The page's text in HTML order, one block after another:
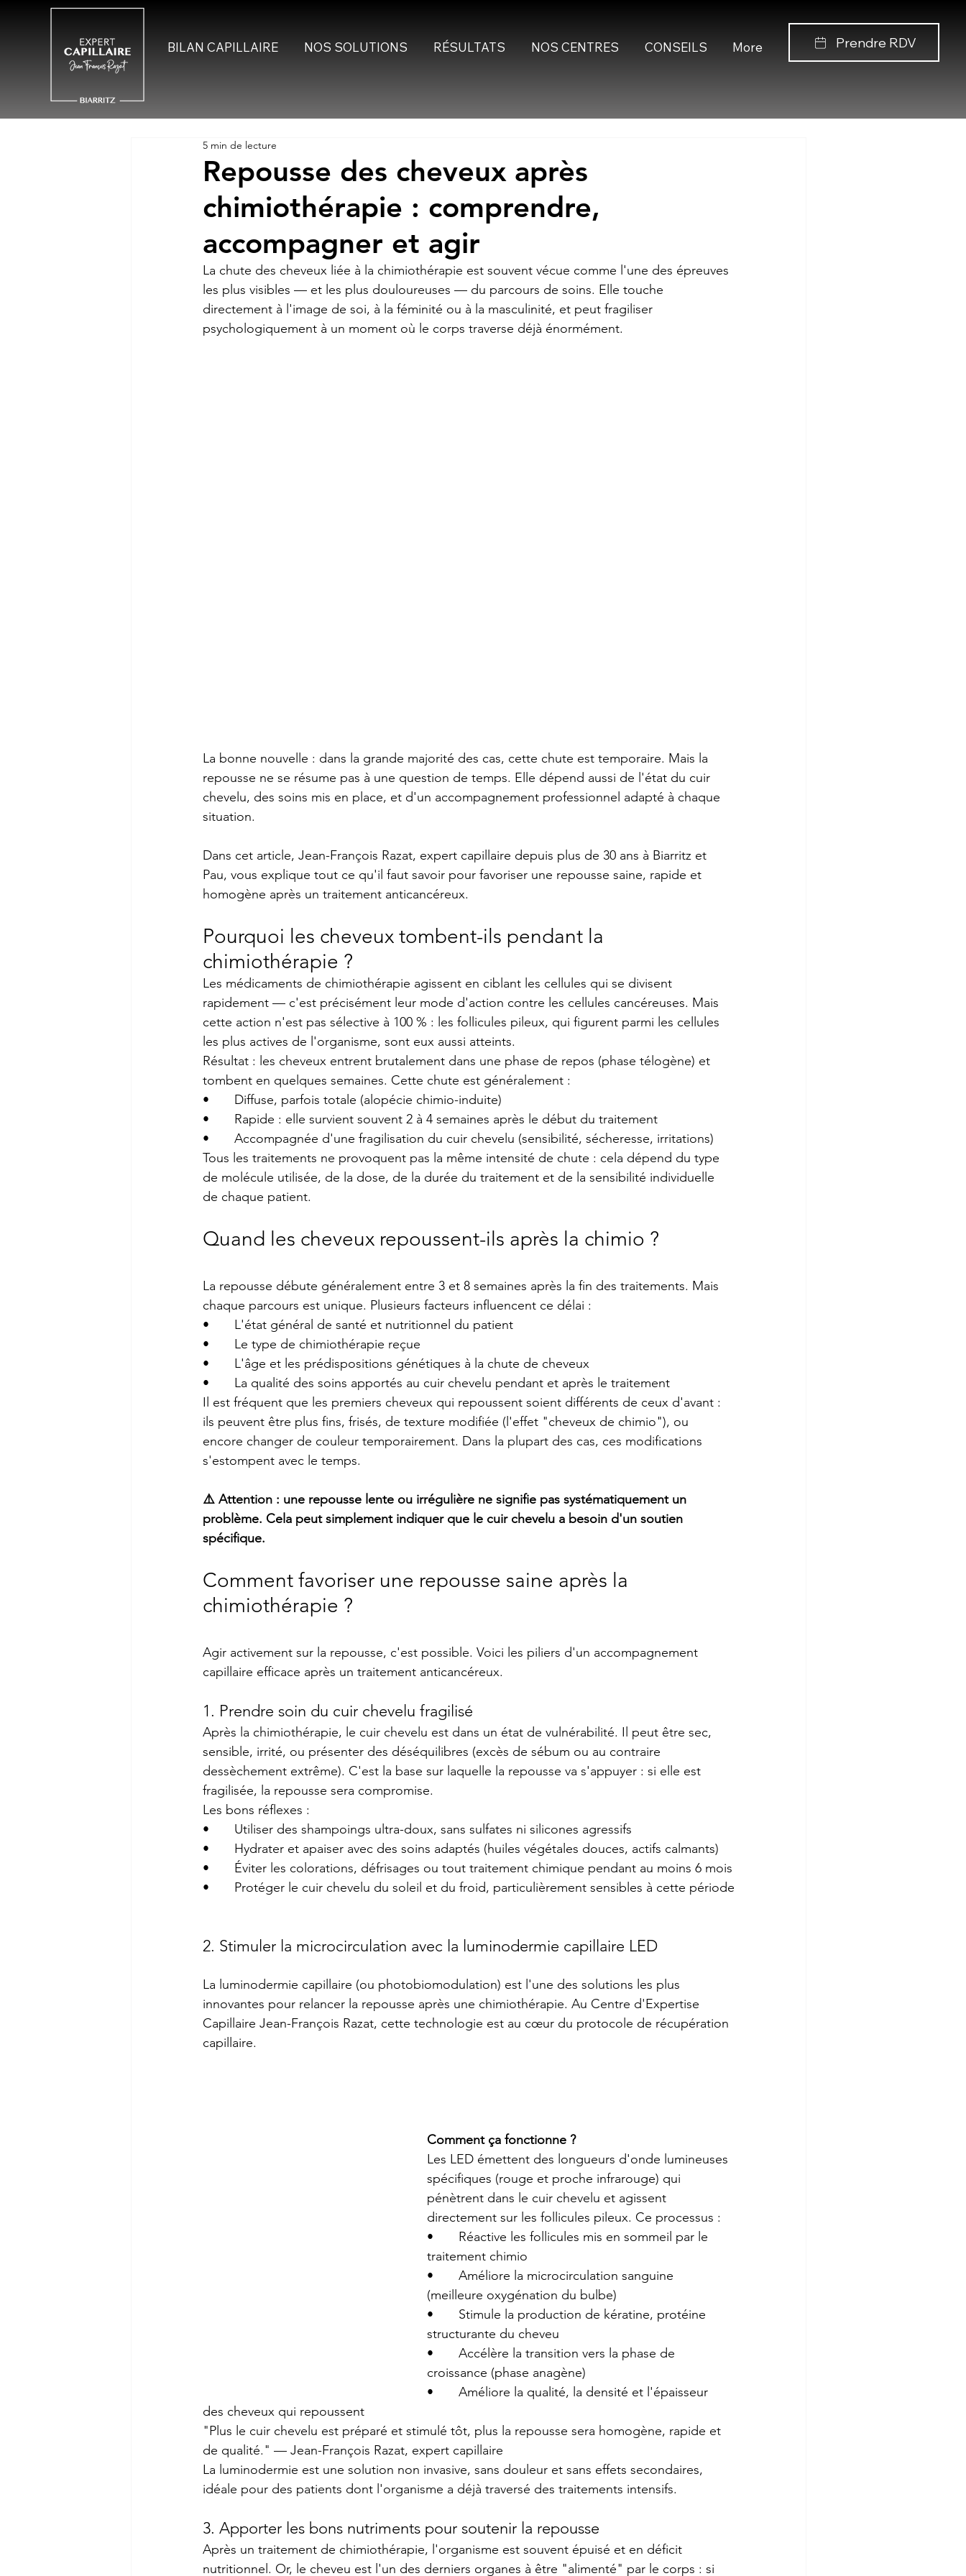
Prendre RDV
BILAN CAPILLAIRE NOS SOLUTIONS RÉSULTATS NOS CENTRES CONSEILS More
Repousse des cheveux après
chimiothérapie : comprendre,
accompagner et agir
5 min de lecture
La chute des cheveux liée à la chimiothérapie est souvent vécue comme l'une des épreuves
les plus visibles — et les plus douloureuses — du parcours de soins. Elle touche
directement à l'image de soi, à la féminité ou à la masculinité, et peut fragiliser
psychologiquement à un moment où le corps traverse déjà énormément.
La bonne nouvelle : dans la grande majorité des cas, cette chute est temporaire. Mais la
repousse ne se résume pas à une question de temps. Elle dépend aussi de l'état du cuir
chevelu, des soins mis en place, et d'un accompagnement professionnel adapté à chaque
situation.
Dans cet article, Jean-François Razat, expert capillaire depuis plus de 30 ans à Biarritz et
Pau, vous explique tout ce qu'il faut savoir pour favoriser une repousse saine, rapide et
homogène après un traitement anticancéreux.
Pourquoi les cheveux tombent-ils pendant la
chimiothérapie ?
Les médicaments de chimiothérapie agissent en ciblant les cellules qui se divisent
rapidement — c'est précisément leur mode d'action contre les cellules cancéreuses. Mais
cette action n'est pas sélective à 100 % : les follicules pileux, qui figurent parmi les cellules
les plus actives de l'organisme, sont eux aussi atteints.
Résultat : les cheveux entrent brutalement dans une phase de repos (phase télogène) et
tombent en quelques semaines. Cette chute est généralement :
•       Diffuse, parfois totale (alopécie chimio-induite)
•       Rapide : elle survient souvent 2 à 4 semaines après le début du traitement
•       Accompagnée d'une fragilisation du cuir chevelu (sensibilité, sécheresse, irritations)
Tous les traitements ne provoquent pas la même intensité de chute : cela dépend du type
de molécule utilisée, de la dose, de la durée du traitement et de la sensibilité individuelle
de chaque patient.
Quand les cheveux repoussent-ils après la chimio ?
La repousse débute généralement entre 3 et 8 semaines après la fin des traitements. Mais
chaque parcours est unique. Plusieurs facteurs influencent ce délai :
•       L'état général de santé et nutritionnel du patient
•       Le type de chimiothérapie reçue
•       L'âge et les prédispositions génétiques à la chute de cheveux
•       La qualité des soins apportés au cuir chevelu pendant et après le traitement
Il est fréquent que les premiers cheveux qui repoussent soient différents de ceux d'avant :
ils peuvent être plus fins, frisés, de texture modifiée (l'effet "cheveux de chimio"), ou
encore changer de couleur temporairement. Dans la plupart des cas, ces modifications
s'estompent avec le temps.
⚠️ Attention : une repousse lente ou irrégulière ne signifie pas systématiquement un
problème. Cela peut simplement indiquer que le cuir chevelu a besoin d'un soutien
spécifique.
Comment favoriser une repousse saine après la
chimiothérapie ?
Agir activement sur la repousse, c'est possible. Voici les piliers d'un accompagnement
capillaire efficace après un traitement anticancéreux.
1. Prendre soin du cuir chevelu fragilisé
Après la chimiothérapie, le cuir chevelu est dans un état de vulnérabilité. Il peut être sec,
sensible, irrité, ou présenter des déséquilibres (excès de sébum ou au contraire
dessèchement extrême). C'est la base sur laquelle la repousse va s'appuyer : si elle est
fragilisée, la repousse sera compromise.
Les bons réflexes :
•       Utiliser des shampoings ultra-doux, sans sulfates ni silicones agressifs
•       Hydrater et apaiser avec des soins adaptés (huiles végétales douces, actifs calmants)
•       Éviter les colorations, défrisages ou tout traitement chimique pendant au moins 6 mois
•       Protéger le cuir chevelu du soleil et du froid, particulièrement sensibles à cette période
2. Stimuler la microcirculation avec la luminodermie capillaire LED
La luminodermie capillaire (ou photobiomodulation) est l'une des solutions les plus
innovantes pour relancer la repousse après une chimiothérapie. Au Centre d'Expertise
Capillaire Jean-François Razat, cette technologie est au cœur du protocole de récupération
capillaire.
Comment ça fonctionne ?
Les LED émettent des longueurs d'onde lumineuses
spécifiques (rouge et proche infrarouge) qui
pénètrent dans le cuir chevelu et agissent
directement sur les follicules pileux. Ce processus :
•       Réactive les follicules mis en sommeil par le
traitement chimio
•       Améliore la microcirculation sanguine
(meilleure oxygénation du bulbe)
•       Stimule la production de kératine, protéine
structurante du cheveu
•       Accélère la transition vers la phase de
croissance (phase anagène)
•       Améliore la qualité, la densité et l'épaisseur
des cheveux qui repoussent
"Plus le cuir chevelu est préparé et stimulé tôt, plus la repousse sera homogène, rapide et
de qualité." — Jean-François Razat, expert capillaire
La luminodermie est une solution non invasive, sans douleur et sans effets secondaires,
idéale pour des patients dont l'organisme a déjà traversé des traitements intensifs.
3. Apporter les bons nutriments pour soutenir la repousse
Après un traitement de chimiothérapie, l'organisme est souvent épuisé et en déficit
nutritionnel. Or, le cheveu est l'un des derniers organes à être "alimenté" par le corps : si